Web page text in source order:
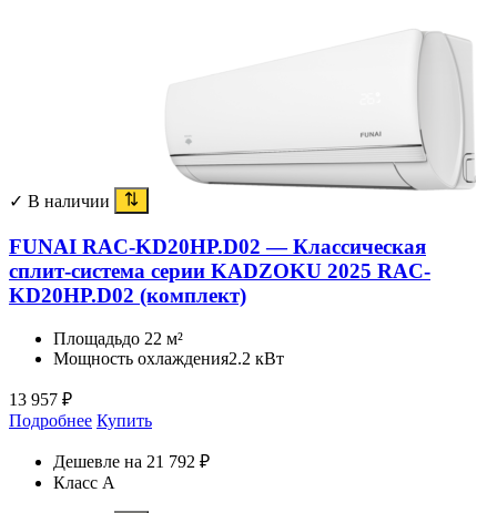
✓ В наличии
FUNAI RAC-KD20HP.D02 — Классическая
сплит-система серии KADZOKU 2025 RAC-
KD20HP.D02 (комплект)
Площадьдо 22 м²
Мощность охлаждения2.2 кВт
13 957 ₽
Подробнее Купить
Дешевле на 21 792 ₽
Класс A